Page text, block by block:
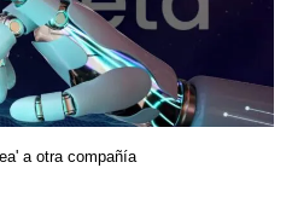
a otra compañía